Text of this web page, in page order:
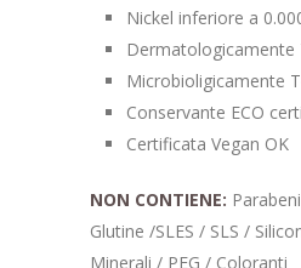
Nickel inferiore a
Dermatologicamente
Microbioligicamente
Conservante ECO
Certificata Vegan OK
NON CONTIENE:
Glutine /SLES / SLS /
Minerali / PEG / Coloranti